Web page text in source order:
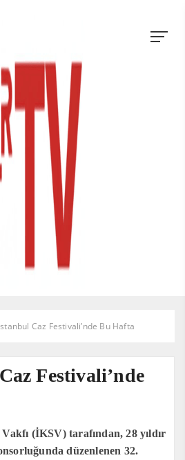
Caz Festivali’nde Bu Hafta
Festivali’nde
(İKSV) tarafından, 28 yıldır
düzenlenen 32.